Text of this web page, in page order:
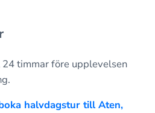
timmar före upplevelsen
halvdagstur till Aten,